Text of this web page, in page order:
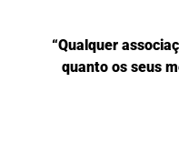
“Qualquer
quanto os seus